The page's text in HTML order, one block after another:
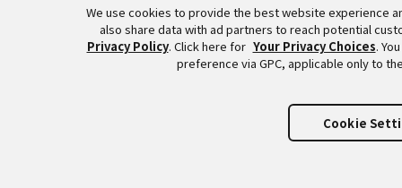
We use cookies to provide the best website experience
also share data with ad partners to reach potential
Privacy Policy. Click here for Your Privacy Choices.
preference via GPC, applicable only to
Cookie